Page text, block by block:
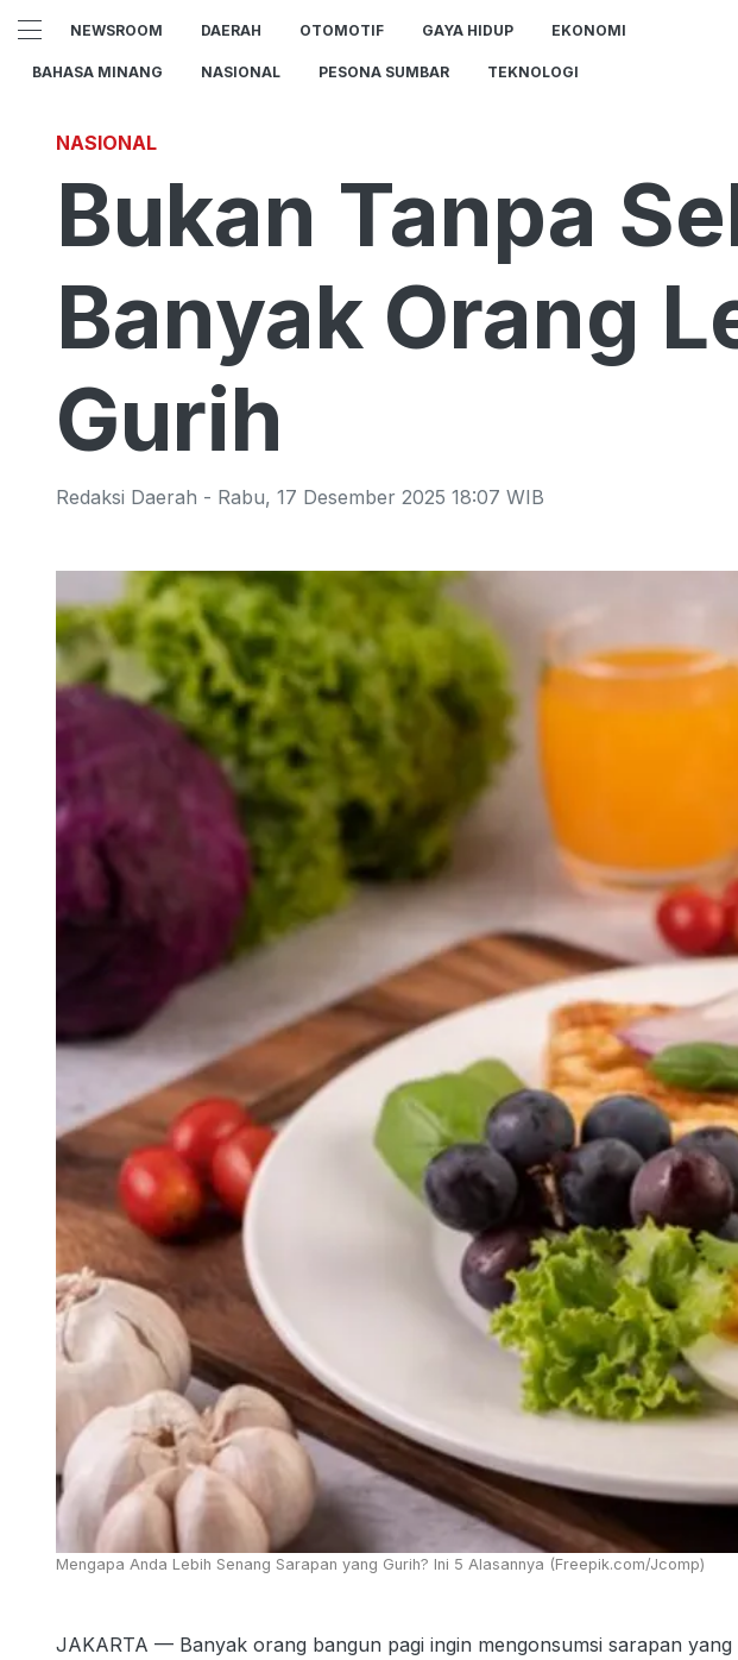
NEWSROOM DAERAH OTOMOTIF GAYA HIDUP EKONOMI
BAHASA MINANG NASIONAL PESONA SUMBAR TEKNOLOGI
NASIONAL
Bukan Tanpa
Banyak Orang
Gurih
Redaksi Daerah - Rabu, 17 Desember 2025 18:07 WIB
Mengapa Anda Lebih Senang Sarapan yang Gurih? Ini 5 Alasannya (Freepik.com/Jcomp)
JAKARTA — Banyak orang bangun pagi ingin mengonsumsi sarapan